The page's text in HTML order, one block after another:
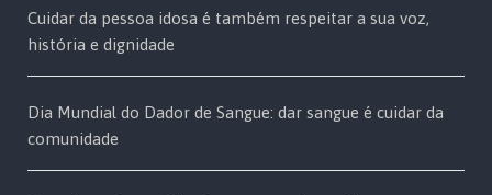
Cuidar da pessoa idosa é também respeitar a sua voz,
história e dignidade
Dia Mundial do Dador de Sangue: dar sangue é cuidar da
comunidade